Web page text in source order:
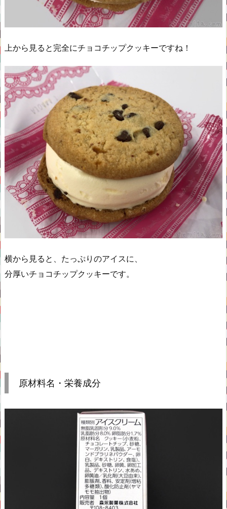
上から見ると完全にチョコチップクッキーですね！
横から見ると、たっぷりのアイスに、
分厚いチョコチップクッキーです。
原材料名・栄養成分